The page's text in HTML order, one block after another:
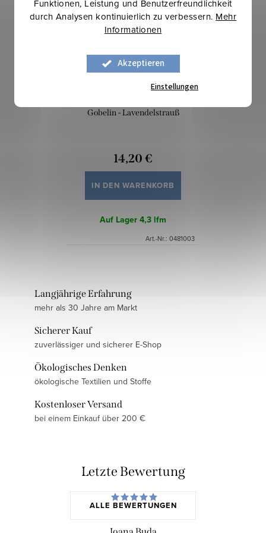
Funktionen, Leistung und Benutzerfreundlichkeit
durch Analysen kontinuierlich zu verbessern. Mehr
Informationen
Akzeptieren
Einstellungen
Gobelin - Lavendelstrauß
14,20 €
IN DEN WARENKORB
Auf Lager4,3 lfm
Art.-Nr.: 0481003
Langjährige Erfahrung
mehr als 30 Jahre am Markt
Sicherer Kauf
zuverlässiger und sicherer E-Shop
Ökologisches Denken
ökologische Textilien und Stoffe
Kostenloser Versand
bei einem Einkauf über 200 €
Letzte Bewertung
ALLE BEWERTUNGEN